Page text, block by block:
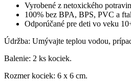
Vyrobené z netoxického
100% bez BPA, BPS, PVC a
Odporúčané pre deti vo veku
Údržba: Umývajte teplou vodou,
Balenie: 2 ks kociek.
Rozmer kociek: 6 x 6 cm.